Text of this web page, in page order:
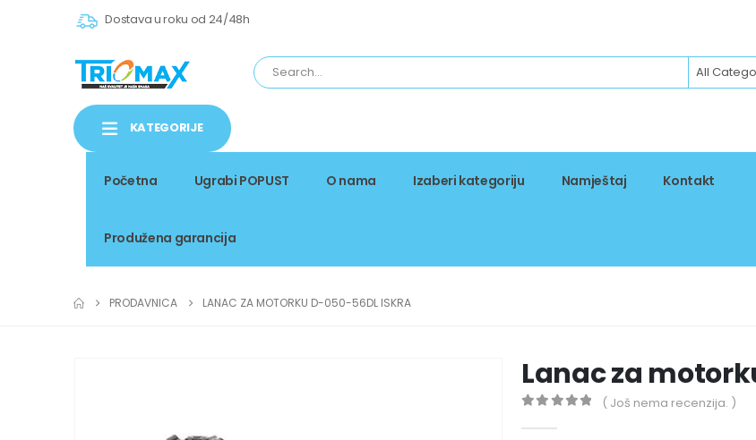
Dostava u roku od 24/48h
All
KATEGORIJE
Početna Ugrabi POPUST O nama Izaberi kategoriju Namještaj Kontakt
Produžena garancija
PRODAVNICA LANAC ZA MOTORKU D-050-56DL ISKRA
Lanac za
( Još nema recenzija. )